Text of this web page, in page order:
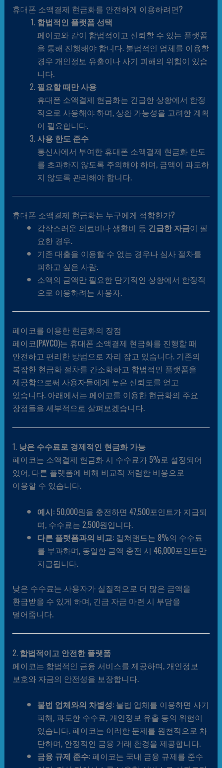
휴대폰 소액결제 현금화를 안전하게 이용하려면?
합법적인 플랫폼 선택
페이코와 같이 합법적이고 신뢰할 수 있는 플랫폼
을 통해 진행해야 합니다. 불법적인 업체를 이용할
경우 개인정보 유출이나 사기 피해의 위험이 있습
니다.
필요할 때만 사용
휴대폰 소액결제 현금화는 긴급한 상황에서 한정
적으로 사용해야 하며, 상환 가능성을 고려한 계획
이 필요합니다.
사용 한도 준수
통신사에서 부여한 휴대폰 소액결제 현금화 한도
를 초과하지 않도록 주의해야 하며, 금액이 과도하
지 않도록 관리해야 합니다.
휴대폰 소액결제 현금화는 누구에게 적합한가?
갑작스러운 의료비나 생활비 등 긴급한 자금이 필
요한 경우.
기존 대출을 이용할 수 없는 경우나 심사 절차를
피하고 싶은 사람.
소액의 금액만 필요한 단기적인 상황에서 한정적
으로 이용하려는 사용자.
페이코를 이용한 현금화의 장점
페이코(PAYCO)는 휴대폰 소액결제 현금화를 진행할 때
안전하고 편리한 방법으로 자리 잡고 있습니다. 기존의
복잡한 현금화 절차를 간소화하고 합법적인 플랫폼을
제공함으로써 사용자들에게 높은 신뢰도를 얻고
있습니다. 아래에서는 페이코를 이용한 현금화의 주요
장점들을 세부적으로 살펴보겠습니다.
1. 낮은 수수료로 경제적인 현금화 가능
페이코는 소액결제 현금화 시 수수료가 5%로 설정되어
있어, 다른 플랫폼에 비해 비교적 저렴한 비용으로
이용할 수 있습니다.
예시: 50,000원을 충전하면 47,500포인트가 지급되
며, 수수료는 2,500원입니다.
다른 플랫폼과의 비교: 컬쳐랜드는 8%의 수수료
를 부과하며, 동일한 금액 충전 시 46,000포인트만
지급됩니다.
낮은 수수료는 사용자가 실질적으로 더 많은 금액을
환급받을 수 있게 하며, 긴급 자금 마련 시 부담을
덜어줍니다.
2. 합법적이고 안전한 플랫폼
페이코는 합법적인 금융 서비스를 제공하며, 개인정보
보호와 자금의 안전성을 보장합니다.
불법 업체와의 차별성: 불법 업체를 이용하면 사기
피해, 과도한 수수료, 개인정보 유출 등의 위험이
있습니다. 페이코는 이러한 문제를 원천적으로 차
단하며, 안정적인 금융 거래 환경을 제공합니다.
금융 규제 준수: 페이코는 국내 금융 규제를 준수